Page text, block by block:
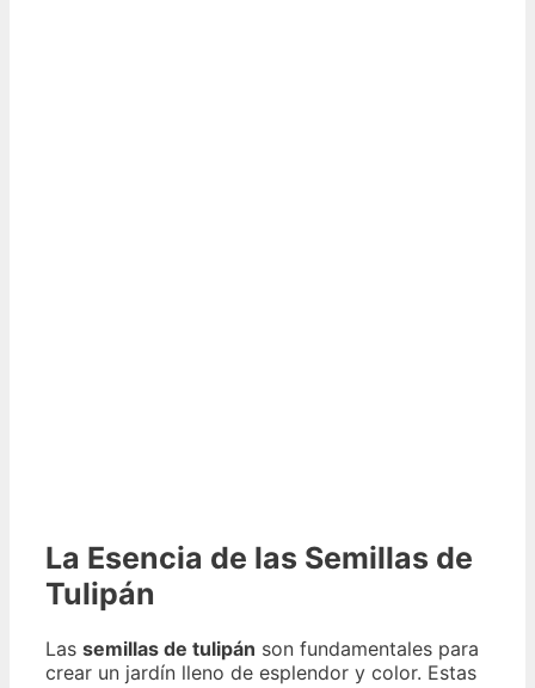
La Esencia de las Semillas de
Tulipán
Las semillas de tulipán son fundamentales para
crear un jardín lleno de esplendor y color. Estas